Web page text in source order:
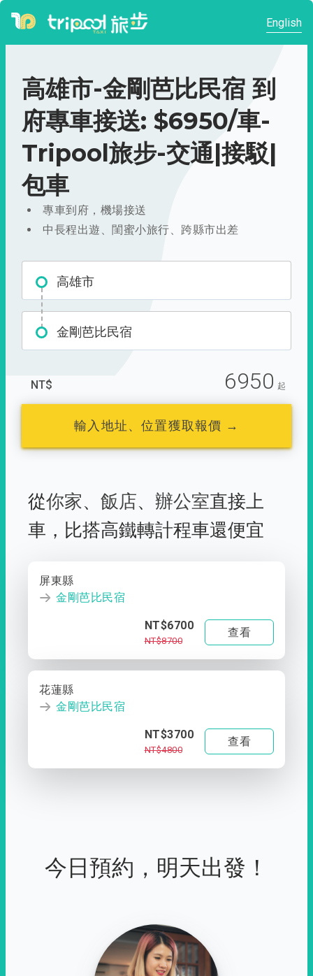
English
高雄市-金剛芭比民宿 到
府專車接送: $6950/車-
Tripool旅步-交通|接駁|
包車
專車到府，機場接送
中長程出遊、閨蜜小旅行、跨縣市出差
高雄市
金剛芭比民宿
NT$ 6950 起
輸入地址、位置獲取報價 →
從你家、 飯店、 辦公室直接上
車， 比搭高鐵轉計程車還便宜
屏東縣
金剛芭比民宿
NT$6700
NT$8700
查看
花蓮縣
金剛芭比民宿
NT$3700
NT$4800
查看
今日預約，明天出發！